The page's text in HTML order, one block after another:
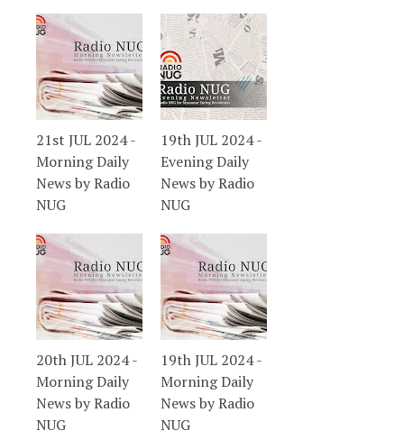
21st JUL 2024 -
Morning Daily
News by Radio
NUG
19th JUL 2024 -
Evening Daily
News by Radio
NUG
20th JUL 2024 -
Morning Daily
News by Radio
NUG
19th JUL 2024 -
Morning Daily
News by Radio
NUG